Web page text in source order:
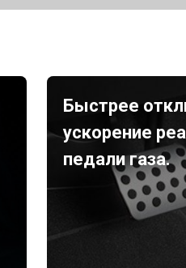
Быстрее
ускорение
педали газа.